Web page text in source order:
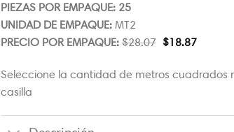
PIEZAS POR EMPAQUE: 25
UNIDAD DE EMPAQUE:MT2
PRECIO POR EMPAQUE: $28.07 $18.87
Seleccione la cantidad de metros cuadrados
casilla